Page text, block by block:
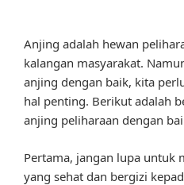
Anjing adalah hewan
kalangan masyarakat.
anjing dengan baik, kita
hal penting. Berikut adalah
anjing peliharaan dengan
Pertama, jangan lupa untuk
yang sehat dan bergizi